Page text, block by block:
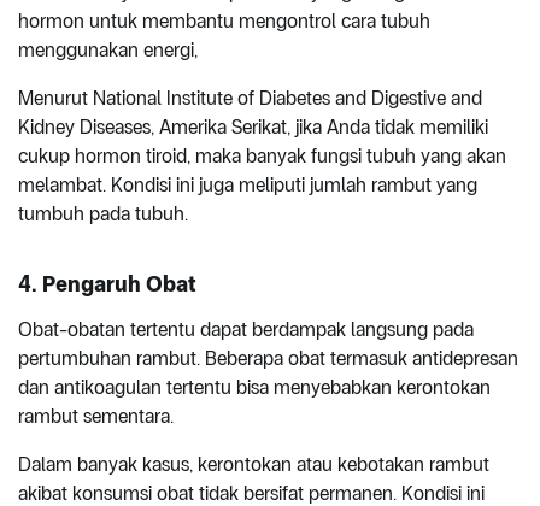
hormon untuk membantu mengontrol cara tubuh
menggunakan energi,
Menurut National Institute of Diabetes and Digestive and
Kidney Diseases, Amerika Serikat, jika Anda tidak memiliki
cukup hormon tiroid, maka banyak fungsi tubuh yang akan
melambat. Kondisi ini juga meliputi jumlah rambut yang
tumbuh pada tubuh.
4. Pengaruh Obat
Obat-obatan tertentu dapat berdampak langsung pada
pertumbuhan rambut. Beberapa obat termasuk antidepresan
dan antikoagulan tertentu bisa menyebabkan kerontokan
rambut sementara.
Dalam banyak kasus, kerontokan atau kebotakan rambut
akibat konsumsi obat tidak bersifat permanen. Kondisi ini